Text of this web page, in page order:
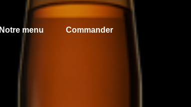
Notre menu Commander